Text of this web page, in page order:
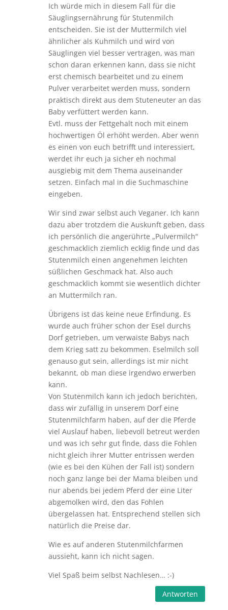
Ich würde mich in diesem Fall für die
Säuglingsernährung für Stutenmilch
entscheiden. Sie ist der Muttermilch viel
ähnlicher als Kuhmilch und wird von
Säuglingen viel besser vertragen, was man
schon daran erkennen kann, dass sie nicht
erst chemisch bearbeitet und zu einem
Pulver verarbeitet werden muss, sondern
praktisch direkt aus dem Stuteneuter an das
Baby verfüttert werden kann.
Evtl. muss der Fettgehalt noch mit einem
hochwertigen Öl erhöht werden. Aber wenn
es einen von euch betrifft und interessiert,
werdet ihr euch ja sicher eh nochmal
ausgiebig mit dem Thema auseinander
setzen. Einfach mal in die Suchmaschine
eingeben.
Wir sind zwar selbst auch Veganer. Ich kann
dazu aber trotzdem die Auskunft geben, dass
ich persönlich die angerührte „Pulvermilch“
geschmacklich ziemlich ecklig finde und das
Stutenmilch einen angenehmen leichten
süßlichen Geschmack hat. Also auch
geschmacklich kommt sie wesentlich dichter
an Muttermilch ran.
Übrigens ist das keine neue Erfindung. Es
wurde auch früher schon der Esel durchs
Dorf getrieben, um verwaiste Babys nach
dem Krieg satt zu bekommen. Eselmilch soll
genauso gut sein, allerdings ist mir nicht
bekannt, ob man diese irgendwo erwerben
kann.
Von Stutenmilch kann ich jedoch berichten,
dass wir zufällig in unserem Dorf eine
Stutenmilchfarm haben, auf der die Pferde
viel Auslauf haben, liebevoll betreut werden
und was ich sehr gut finde, dass die Fohlen
nicht gleich ihrer Mutter entrissen werden
(wie es bei den Kühen der Fall ist) sondern
noch ganz lange bei der Mama bleiben und
nur abends bei jedem Pferd der eine Liter
abgemolken wird, den das Fohlen
übergelassen hat. Entsprechend stellen sich
natürlich die Preise dar.
Wie es auf anderen Stutenmilchfarmen
aussieht, kann ich nicht sagen.
Viel Spaß beim selbst Nachlesen… :-)
Antworten